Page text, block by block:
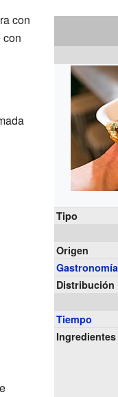
Tipo
Origen
Gastronomía
Distribución
Tiempo
Ingredientes
con